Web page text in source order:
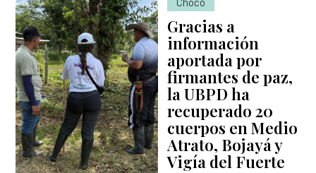
Gracias a
información
aportada por
firmantes de paz,
la UBPD ha
recuperado 20
cuerpos en Medio
Atrato, Bojayá y
Vigía del Fuerte